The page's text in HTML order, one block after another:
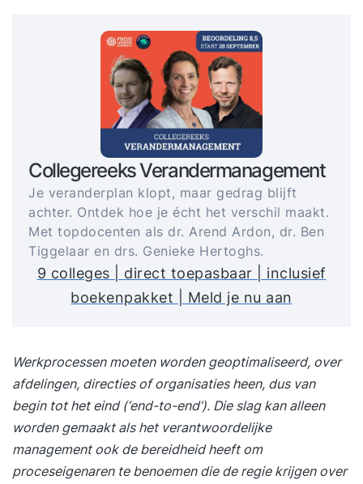
Collegereeks Verandermanagement
Je veranderplan klopt, maar gedrag blijft
achter. Ontdek hoe je écht het verschil maakt.
Met topdocenten als dr. Arend Ardon, dr. Ben
Tiggelaar en drs. Genieke Hertoghs.
9 colleges | direct toepasbaar | inclusief
boekenpakket | Meld je nu aan
Werkprocessen moeten worden geoptimaliseerd, over
afdelingen, directies of organisaties heen, dus van
begin tot het eind (‘end-to-end’). Die slag kan alleen
worden gemaakt als het verantwoordelijke
management ook de bereidheid heeft om
proceseigenaren te benoemen die de regie krijgen over